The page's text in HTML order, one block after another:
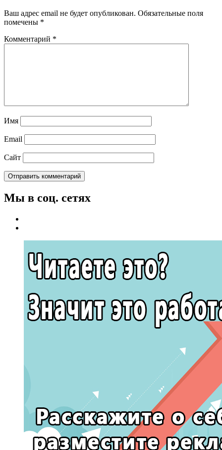
Ваш адрес email не будет опубликован. Обязательные поля
помечены *
Комментарий *
Имя
Email
Сайт
Мы в соц. сетях